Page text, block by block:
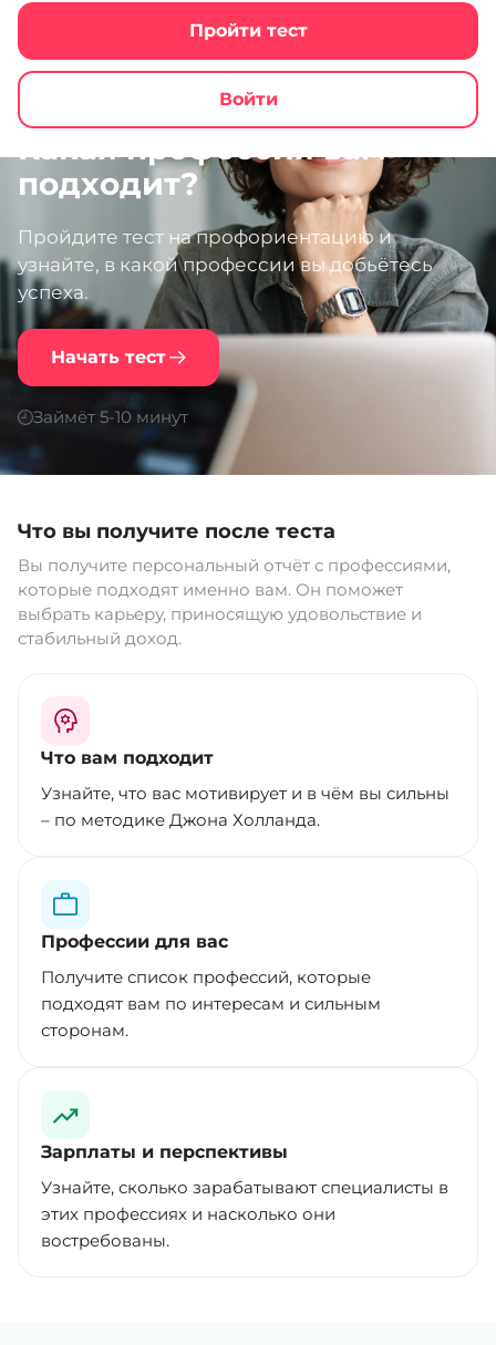
Пройти тест
Войти
Какая профессия вам
подходит?
Пройдите тест на профориентацию и
узнайте, в какой профессии вы добьётесь
успеха.
Начать тест
Займёт 5-10 минут
Что вы получите после теста
Вы получите персональный отчёт с профессиями,
которые подходят именно вам. Он поможет
выбрать карьеру, приносящую удовольствие и
стабильный доход.
Что вам подходит
Узнайте, что вас мотивирует и в чём вы сильны
– по методике Джона Холланда.
Профессии для вас
Получите список профессий, которые
подходят вам по интересам и сильным
сторонам.
Зарплаты и перспективы
Узнайте, сколько зарабатывают специалисты в
этих профессиях и насколько они
востребованы.